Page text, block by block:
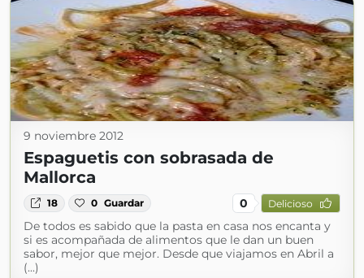
9 noviembre 2012
Espaguetis con sobrasada de
Mallorca
18 0 Guardar 0 Delicioso
De todos es sabido que la pasta en casa nos encanta y
si es acompañada de alimentos que le dan un buen
sabor, mejor que mejor. Desde que viajamos en Abril a
(...)